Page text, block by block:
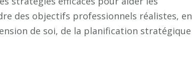
des objectifs professionnels réalistes, en
de soi, de la planification stratégique